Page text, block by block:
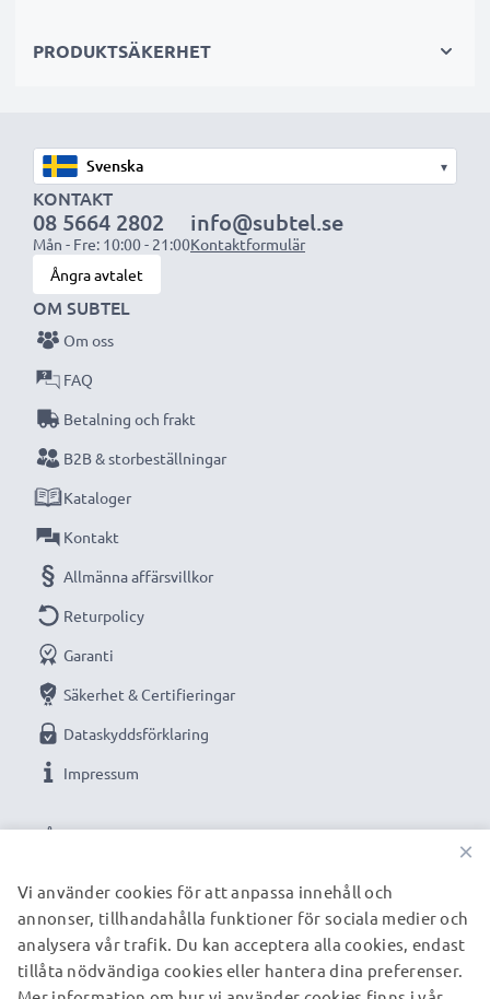
både proffs och amatörer.
kvaliteten. Beställ nu!
PRODUKTSÄKERHET
▾
KONTAKT
08 5664 2802
Mån - Fre: 10:00 - 21:00
info@subtel.se
Kontaktformulär
Ångra avtalet
VÅRA BETALNINGSALTERNATIV
OM SUBTEL
Om oss
FAQ
Betalning och frakt
B2B & storbeställningar
Kataloger
Kontakt
Allmänna affärsvillkor
Returpolicy
Garanti
Säkerhet & Certifieringar
Dataskyddsförklaring
Impressum
VÅRA FRAKTPARTNERS
×
Vi använder cookies för att anpassa innehåll och
annonser, tillhandahålla funktioner för sociala medier och
analysera vår trafik. Du kan acceptera alla cookies, endast
tillåta nödvändiga cookies eller hantera dina preferenser.